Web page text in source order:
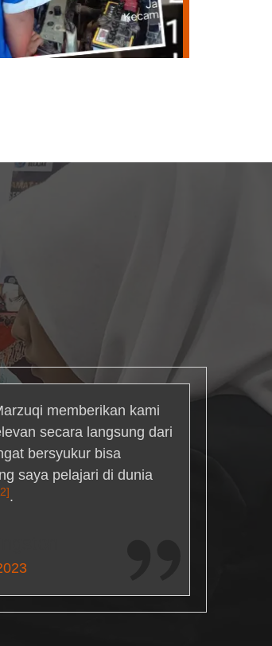
memberikan kami
secara langsung dari
bersyukur bisa
saya pelajari di dunia
.